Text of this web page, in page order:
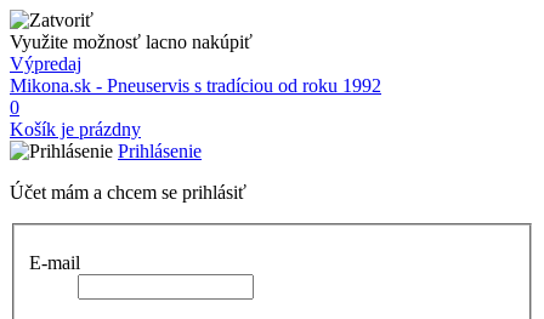
Využite možnosť lacno nakúpiť
Výpredaj
Mikona.sk - Pneuservis s tradíciou od roku 1992
0
Košík je prázdny
Prihlásenie
Účet mám a chcem se prihlásiť
E-mail